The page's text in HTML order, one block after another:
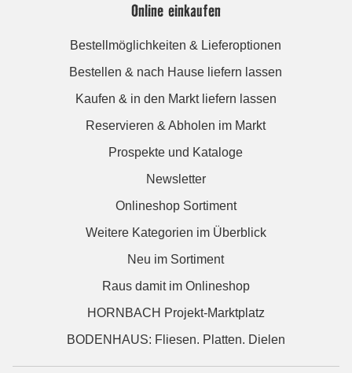
Online einkaufen
Bestellmöglichkeiten & Lieferoptionen
Bestellen & nach Hause liefern lassen
Kaufen & in den Markt liefern lassen
Reservieren & Abholen im Markt
Prospekte und Kataloge
Newsletter
Onlineshop Sortiment
Weitere Kategorien im Überblick
Neu im Sortiment
Raus damit im Onlineshop
HORNBACH Projekt-Marktplatz
BODENHAUS: Fliesen. Platten. Dielen